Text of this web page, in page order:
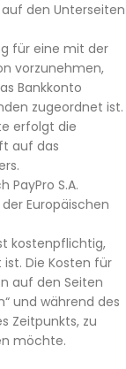
den Unterseiten
für eine mit der
vorzunehmen,
Bankkonto
zugeordnet ist.
erfolgt die
auf das
S.A.
Europäischen
kostenpflichtig,
Die Kosten für
auf den Seiten
und während des
Zeitpunkts, zu
möchte.